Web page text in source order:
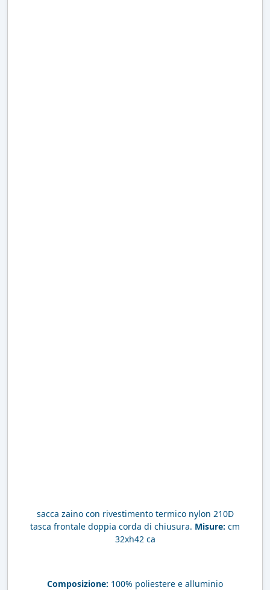
sacca zaino con rivestimento termico nylon 210D
tasca frontale doppia corda di chiusura. Misure: cm
32xh42 ca
Composizione: 100% poliestere e alluminio